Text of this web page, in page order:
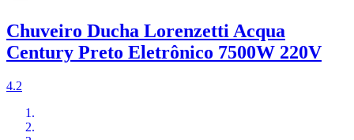
Chuveiro Ducha Lorenzetti Acqua
Century Preto Eletrônico 7500W 220V
4.2